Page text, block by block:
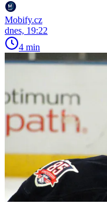
Mobify.cz
dnes, 19:22
4 min